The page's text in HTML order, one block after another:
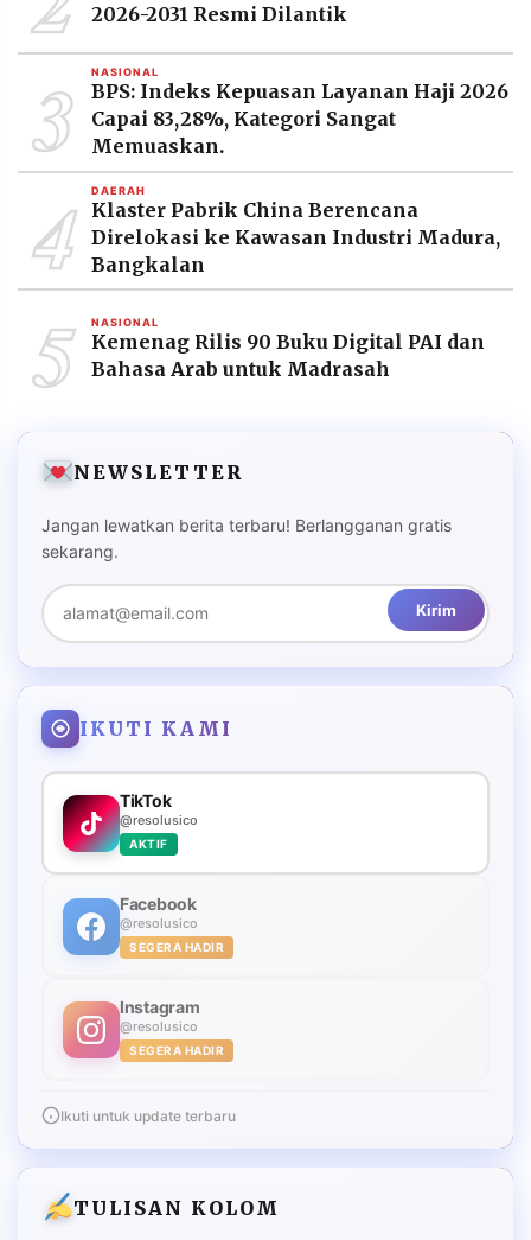
2026-2031 Resmi Dilantik
3 NASIONAL
BPS: Indeks Kepuasan Layanan Haji 2026
Capai 83,28%, Kategori Sangat
Memuaskan.
4 DAERAH
Klaster Pabrik China Berencana
Direlokasi ke Kawasan Industri Madura,
Bangkalan
5 NASIONAL
Kemenag Rilis 90 Buku Digital PAI dan
Bahasa Arab untuk Madrasah
NEWSLETTER
Jangan lewatkan berita terbaru! Berlangganan gratis
sekarang.
Kirim
IKUTI KAMI
TikTok
@resolusico
AKTIF
Facebook
@resolusico
SEGERA HADIR
Instagram
@resolusico
SEGERA HADIR
Ikuti untuk update terbaru
TULISAN KOLOM